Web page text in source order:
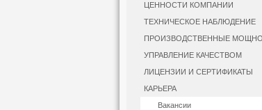
ЦЕННОСТИ КОМПАНИИ
ТЕХНИЧЕСКОЕ НАБЛЮДЕНИЕ
ПРОИЗВОДСТВЕННЫЕ
УПРАВЛЕНИЕ КАЧЕСТВОМ
ЛИЦЕНЗИИ И СЕРТИФИКАТЫ
КАРЬЕРА
Вакансии